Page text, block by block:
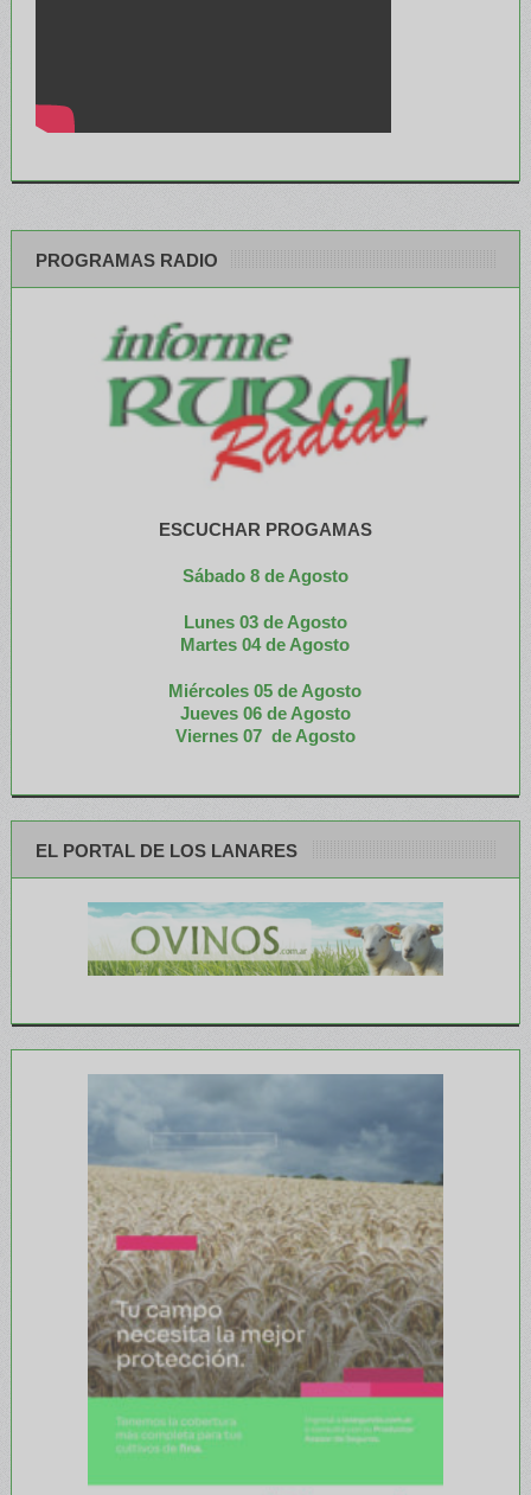
PROGRAMAS RADIO
ESCUCHAR PROGAMAS
Sábado 8 de Agosto
Lunes 03 de Agosto
Martes 04 de Agosto
Miércoles 05 de Agosto
Jueves 06 de Agosto
Viernes 07 de Agosto
EL PORTAL DE LOS LANARES